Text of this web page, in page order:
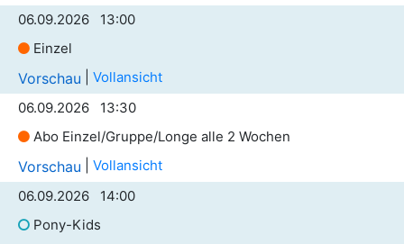
06.09.2026 13:00
Einzel
Vorschau
Vollansicht
06.09.2026 13:30
Abo Einzel/Gruppe/Longe alle 2 Wochen
Vorschau
Vollansicht
06.09.2026 14:00
Pony-Kids